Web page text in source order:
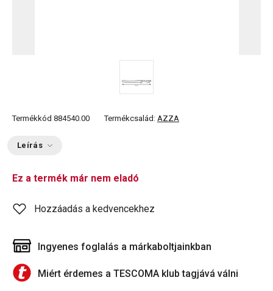
Termékkód 884540.00 Termékcsalád: AZZA
Leírás
Ez a termék már nem eladó
Hozzáadás a kedvencekhez
Ingyenes foglalás a márkaboltjainkban
Miért érdemes a TESCOMA klub tagjává válni